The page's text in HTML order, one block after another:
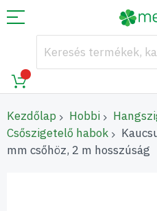
Kezdőlap Hobbi
Csőszigetelő habok
mm csőhöz, 2 m hosszúság